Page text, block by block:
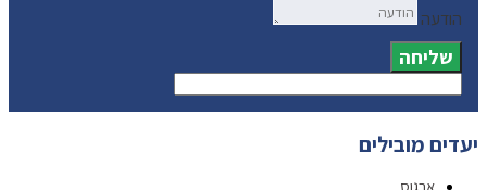
הודעה
שליחה
יעדים מובילים